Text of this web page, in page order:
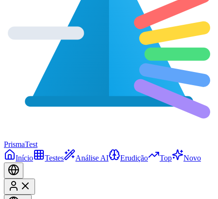
PrismaTest
Início
Testes Análise AI Erudição Top Novo